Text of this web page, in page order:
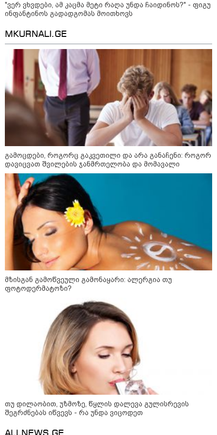
ვაშინგტონს რაკეტების დეფიციტი აქვს? -
მედიის ცნობით, დონალდ ტრამპი პიტ
ჰეგსეთს დაუპირისპირდა: დეტალები
“არ მინდა, ბაიდენივით
სცენიდან გადავარდეს“ -
დონალდ ტრამპის სიტყვით
გამოსვლისას დამსწრეები
სახალისო შემთხვევის მოწმენი
გახდნენ
23:45 / 05-08-2026
ტრაგედია შოტლანდიაში - 35
წლის მამას 9 წლის
ედება ბრალი
14:08 / 05-08-2026
ლაიფციგის აეროპორტში
უკრაინულ თვითმფრინავთან
ახლოს ასაფეთქებელი
მოწყობილობით აღჭურვილი
დრონი აღმოაჩინეს - რას წერს
მედია
13:22 / 05-08-2026
"ვერ ვხვდები, ამ კაცმა მეტი რაღა უნდა ჩაიდინოს?" - ფიგუ
ინფანტინოს გადადგომას მოითხოვს
MKURNALI.GE
გამოცდები, როგორც გაკვეთილი და არა განაჩენი: როგორ
დავიცვათ შვილების ჯანმრთელობა და მომავალი
მზისგან გამოწვეული გამონაყარი: ალერგია თუ
ფოტოდერმატოზი?
თუ დილაობით, უზმოზე, წყლის დალევა გულისრევის
შეგრძნებას იწვევს - რა უნდა ვიცოდეთ